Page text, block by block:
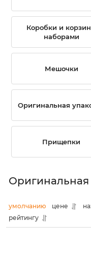
Коробки и
наборами
Мешочки
Оригинальная
Прищепки
Оригинальная
умолчанию цене
рейтингу